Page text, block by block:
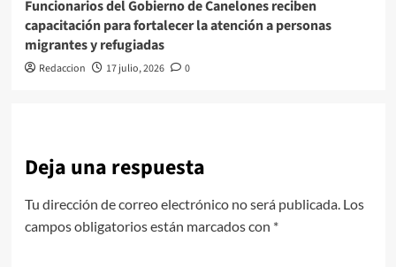
Funcionarios del Gobierno de Canelones reciben
capacitación para fortalecer la atención a personas
migrantes y refugiadas
Redaccion 17 julio, 2026 0
Deja una respuesta
Tu dirección de correo electrónico no será publicada. Los
campos obligatorios están marcados con *